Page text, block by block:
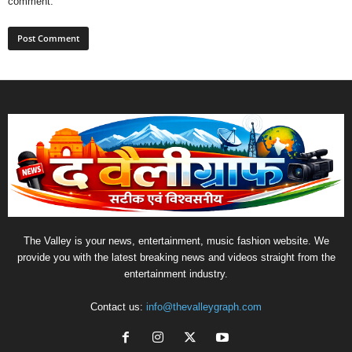
The Valley is your news, entertainment, music fashion website. We
provide you with the latest breaking news and videos straight from the
entertainment industry.
Contact us: info@thevalleygraph.com